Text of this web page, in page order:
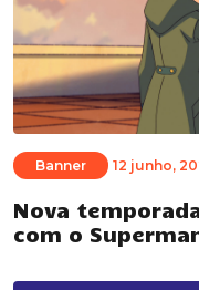
Banner 12 junho,
Nova
com o